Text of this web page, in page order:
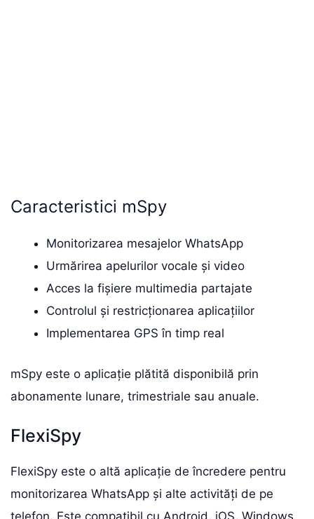
Caracteristici mSpy
Monitorizarea mesajelor WhatsApp
Urmărirea apelurilor vocale și video
Acces la fișiere multimedia partajate
Controlul și restricționarea aplicațiilor
Implementarea GPS în timp real
mSpy este o aplicație plătită disponibilă prin
abonamente lunare, trimestriale sau anuale.
FlexiSpy
FlexiSpy este o altă aplicație de încredere pentru
monitorizarea WhatsApp și alte activități de pe
telefon. Este compatibil cu Android, iOS, Windows